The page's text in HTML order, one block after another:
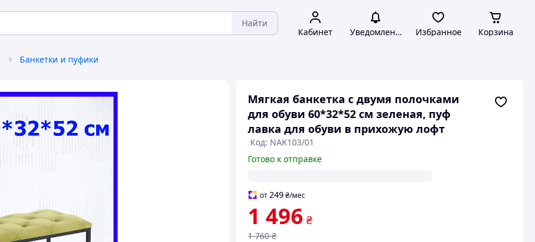
Найти
Кабинет Уведомления Избранное Корзина
Банкетки и пуфики
Мягкая банкетка с двумя полочками
для обуви 60*32*52 см зеленая, пуф
лавка для обуви в прихожую лофт
Код: NAK103/01
Готово к отправке
от249 ₴/мес
1 496 ₴
1 760 ₴